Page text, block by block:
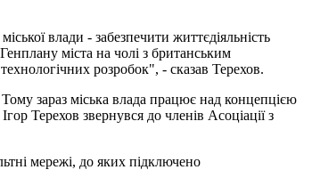
влади - забезпечити життєдіяльність
міста на чолі з британським
розробок", - сказав Терехов.
зараз міська влада працює над концепцією
Терехов звернувся до членів Асоціації з
мережі, до яких підключено